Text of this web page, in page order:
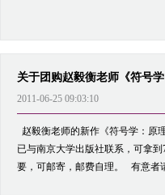
关于团购赵毅衡老师《符号
2011-06-25 09:03:10
赵毅衡老师的新作《符号学：原
已与南京大学出版社联系，可拿
要，可邮寄，邮费自理。 有意者